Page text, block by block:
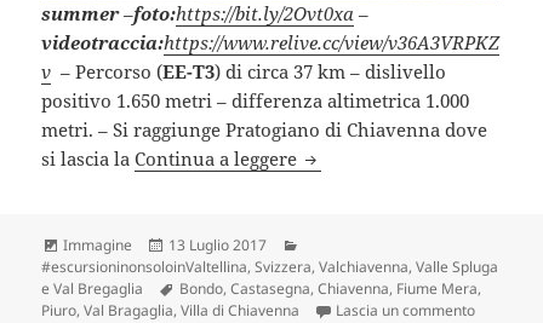
summer–foto:https://bit.ly/2Ovt0xa –
videotraccia:https://www.relive.cc/view/v36A3VRPKZ
v – Percorso (EE-T3) di circa 37 km – dislivello
positivo 1.650 metri – differenza altimetrica 1.000
metri. – Si raggiunge Pratogiano di Chiavenna dove
si lascia laContinua a leggere VAL BREGAGLIA (SO).
Formato
Immagine
Scritto
il
13 Luglio 2017
#escursioninonsoloinValtellina,Svizzera,Valchiavenna, Valle Spluga
e Val Bregaglia
Tag
Bondo,Castasegna,Chiavenna, Fiume Mera,
Piuro,Val Bragaglia,Villa di Chiavenna Lascia un commentosu VAL